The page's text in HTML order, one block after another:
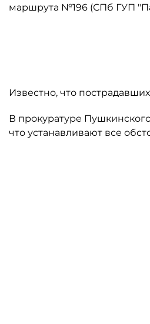
маршрута №196 (СПб ГУП
Известно, что
В прокуратуре
что устанавливают все